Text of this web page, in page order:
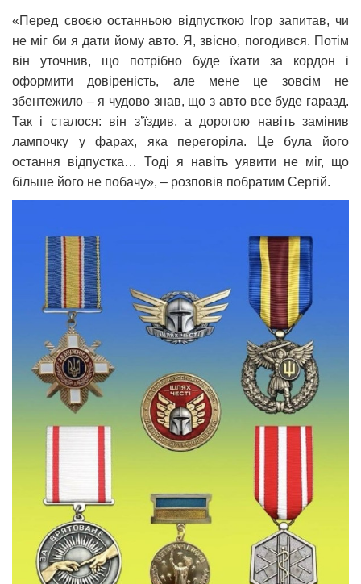
«Перед своєю останньою відпусткою Ігор запитав, чи
не міг би я дати йому авто. Я, звісно, погодився. Потім
він уточнив, що потрібно буде їхати за кордон і
оформити довіреність, але мене це зовсім не
збентежило – я чудово знав, що з авто все буде гаразд.
Так і сталося: він з’їздив, а дорогою навіть замінив
лампочку у фарах, яка перегоріла. Це була його
остання відпустка… Тоді я навіть уявити не міг, що
більше його не побачу», – розповів побратим Сергій.